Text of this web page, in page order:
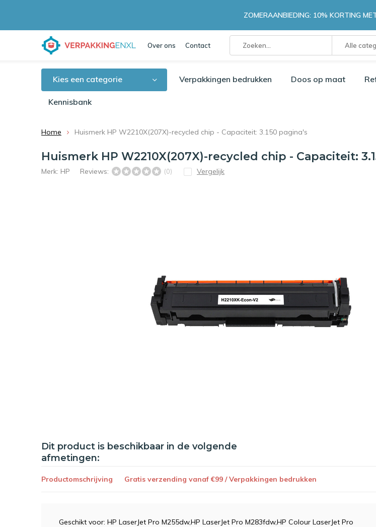
Over ons Contact Alle
ZOMERAANBIEDING: 10% KORTING
Kies een categorie Verpakkingen bedrukken Doos op maat
Kennisbank
Home Huismerk HP W2210X(207X)-recycled chip - Capaciteit: 3.150 pagina's
Huismerk HP W2210X(207X)-recycled chip - Capaciteit:
Merk: HP Reviews: (0) Vergelijk
Dit product is beschikbaar in de volgende
afmetingen:
Productomschrijving Gratis verzending vanaf €99 / Verpakkingen bedrukken
Geschikt voor: HP LaserJet Pro M255dw,HP LaserJet Pro M283fdw,HP Colour LaserJet Pro